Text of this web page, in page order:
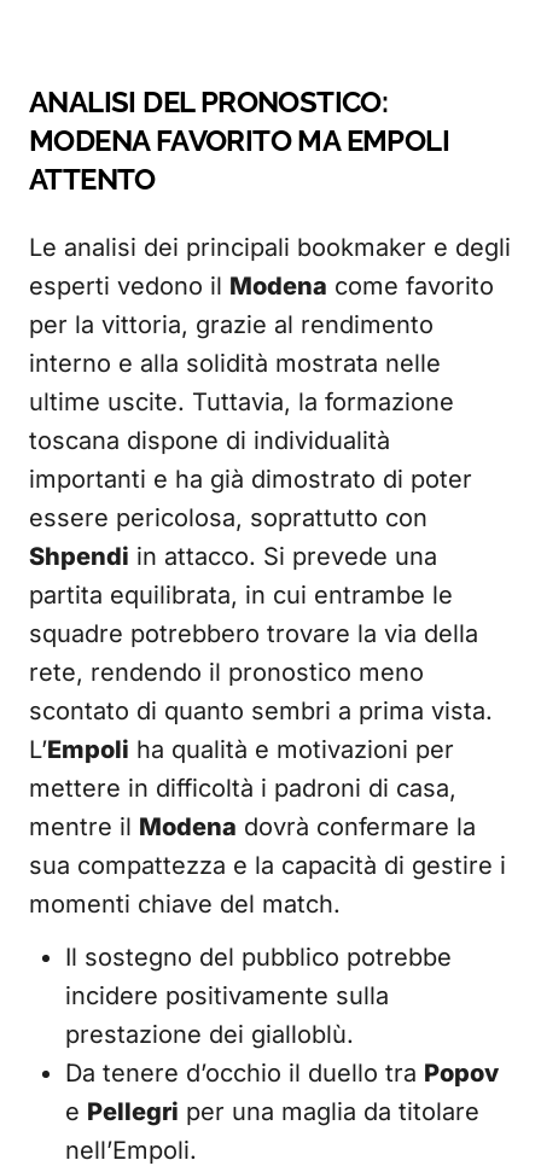
ANALISI DEL PRONOSTICO:
MODENA FAVORITO MA EMPOLI
ATTENTO
Le analisi dei principali bookmaker e degli
esperti vedono il Modena come favorito
per la vittoria, grazie al rendimento
interno e alla solidità mostrata nelle
ultime uscite. Tuttavia, la formazione
toscana dispone di individualità
importanti e ha già dimostrato di poter
essere pericolosa, soprattutto con
Shpendi in attacco. Si prevede una
partita equilibrata, in cui entrambe le
squadre potrebbero trovare la via della
rete, rendendo il pronostico meno
scontato di quanto sembri a prima vista.
L’Empoli ha qualità e motivazioni per
mettere in difficoltà i padroni di casa,
mentre il Modena dovrà confermare la
sua compattezza e la capacità di gestire i
momenti chiave del match.
Il sostegno del pubblico potrebbe
incidere positivamente sulla
prestazione dei gialloblù.
Da tenere d’occhio il duello tra Popov
e Pellegri per una maglia da titolare
nell’Empoli.